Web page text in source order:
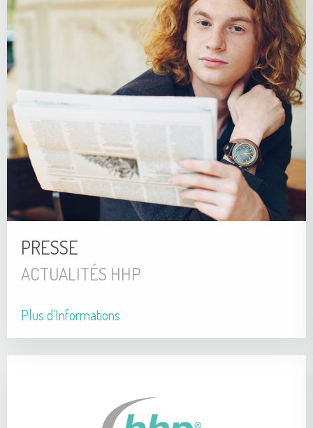
PRESSE
ACTUALITÉS HHP
Plus d’Informations